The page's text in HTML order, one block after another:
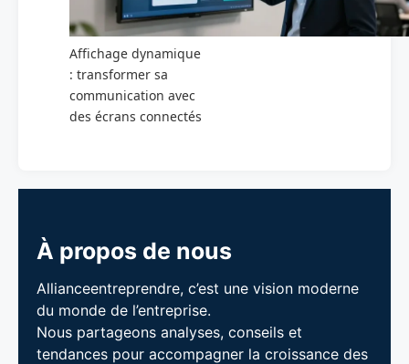
Affichage dynamique
: transformer sa
communication avec
des écrans connectés
À propos de nous
Allianceentreprendre, c’est une vision moderne
du monde de l’entreprise.
Nous partageons analyses, conseils et
tendances pour accompagner la croissance des